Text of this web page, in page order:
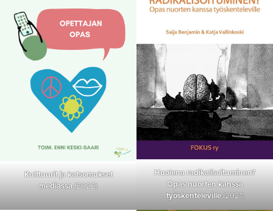
Kulttuurit ja katsomukset
mediassa(2022)
Huolena radikalisoituminen?
Opas nuorten kanssa
työskenteleville(2021)